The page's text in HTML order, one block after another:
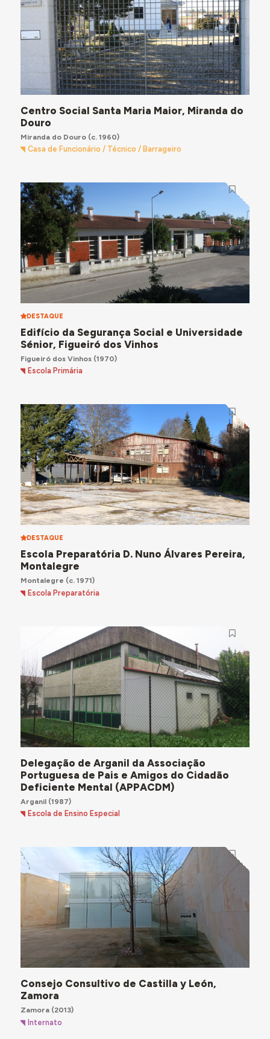
Centro Social Santa Maria Maior, Miranda do
Douro
Miranda do Douro(c. 1960)
Casa de Funcionário / Técnico / Barrageiro
DESTAQUE
Edifício da Segurança Social e Universidade
Sénior, Figueiró dos Vinhos
Figueiró dos Vinhos(1970)
Escola Primária
DESTAQUE
Escola Preparatória D. Nuno Álvares Pereira,
Montalegre
Montalegre (c. 1971)
Escola Preparatória
Delegação de Arganil da Associação
Portuguesa de Pais e Amigos do Cidadão
Deficiente Mental (APPACDM)
Arganil(1987)
Escola de Ensino Especial
Consejo Consultivo de Castilla y León,
Zamora
Zamora(2013)
Internato